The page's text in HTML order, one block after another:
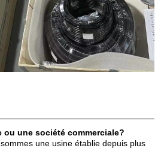
ou une société commerciale?
une usine établie depuis plus